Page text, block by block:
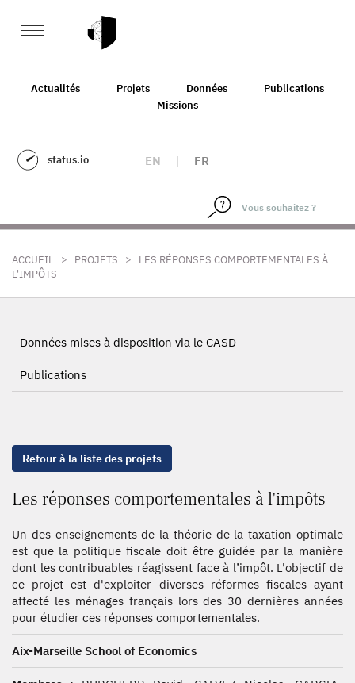
Actualités Projets Données
Publications
Missions
status.io EN | FR
ACCUEIL > PROJETS >
LES RÉPONSES COMPORTEMENTALES À
L'IMPÔTS
Données mises à disposition via le CASD
Publications
Retour à la liste des projets
Les réponses comportementales à l'impôts
Un des enseignements de la théorie de la taxation optimale
est que la politique fiscale doit être guidée par la manière
dont les contribuables réagissent face à l’impôt. L'objectif de
ce projet est d'exploiter diverses réformes fiscales ayant
affecté les ménages français lors des 30 dernières années
pour étudier ces réponses comportementales.
Aix-Marseille School of Economics